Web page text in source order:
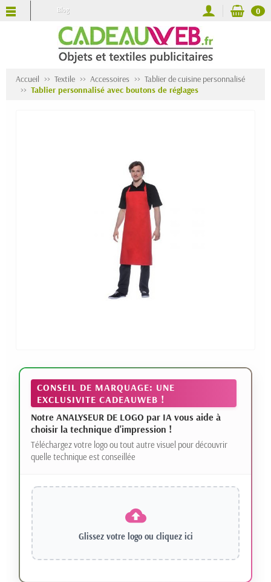
Blog 0
Accueil Textile Accessoires
Tablier de cuisine personnalisé
Tablier personnalisé avec boutons de réglages
CONSEIL DE MARQUAGE: UNE
EXCLUSIVITE CADEAUWEB !
Notre ANALYSEUR DE LOGO par IA vous aide à
choisir la technique d'impression !
Téléchargez votre logo ou tout autre visuel pour découvrir
quelle technique est conseillée
Glissez votre logo ou cliquez ici